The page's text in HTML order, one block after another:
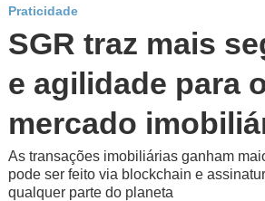
Praticidade
SGR traz mais
e agilidade para
mercado
As transações imobiliárias ganham
pode ser feito via blockchain e
qualquer parte do planeta